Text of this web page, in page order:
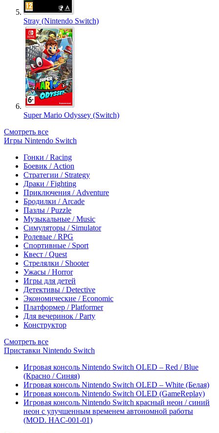
Stray (Nintendo Switch)
Super Mario Odyssey (Switch)
Смотреть все
Игры Nintendo Switch
Гонки / Racing
Боевик / Action
Стратегии / Strategy
Драки / Fighting
Приключения / Adventure
Бродилки / Arcade
Пазлы / Puzzle
Музыкальные / Music
Симуляторы / Simulator
Ролевые / RPG
Спортивные / Sport
Квест / Quest
Стрелялки / Shooter
Ужасы / Horror
Игры для детей
Детективы / Detective
Экономические / Economic
Платформер / Platformer
Для вечеринок / Party
Конструктор
Смотреть все
Приставки Nintendo Switch
Игровая консоль Nintendo Switch OLED – Red / Blue
(Красно / Синяя)
Игровая консоль Nintendo Switch OLED – White (Белая)
Игровая консоль Nintendo Switch OLED (GameReplay)
Игровая консоль Nintendo Switch красный неон / синий
неон с улучшенным временем автономной работы
(MOD. HAC-001-01)